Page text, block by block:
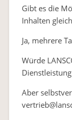
Gibt es die
Inhalten
Ja, mehrere
Würde
Aber